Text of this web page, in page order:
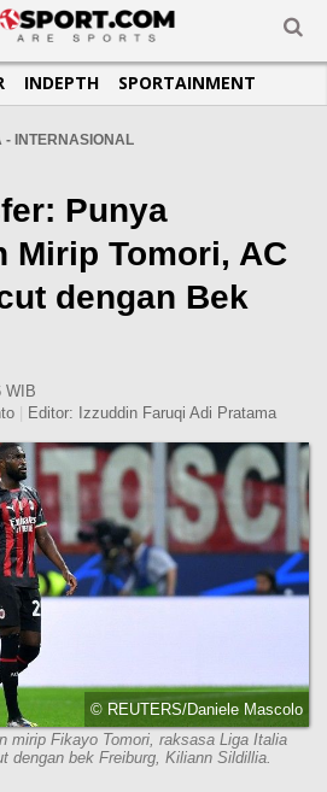
INDEPTH SPORTAINMENT
- INTERNASIONAL
Punya
Mirip Tomori, AC
dengan Bek
WIB
Editor: Izzuddin Faruqi Adi Pratama
© REUTERS/Daniele Mascolo
mirip Fikayo Tomori, raksasa Liga Italia
dengan bek Freiburg, Kiliann Sildillia.